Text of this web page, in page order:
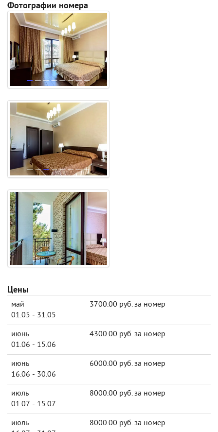
Фотографии номера
Цены
май
01.05 - 31.05
3700.00 руб. за номер
июнь
01.06 - 15.06
4300.00 руб. за номер
июнь
16.06 - 30.06
6000.00 руб. за номер
июль
01.07 - 15.07
8000.00 руб. за номер
июль
8000.00 руб. за номер